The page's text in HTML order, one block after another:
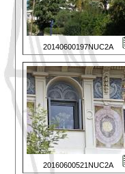
20140600197NUC2A
20160600521NUC2A